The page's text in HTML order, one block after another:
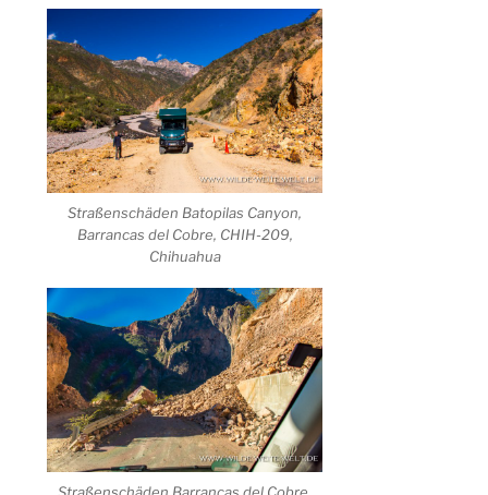
Straßenschäden Batopilas Canyon,
Barrancas del Cobre, CHIH-209,
Chihuahua